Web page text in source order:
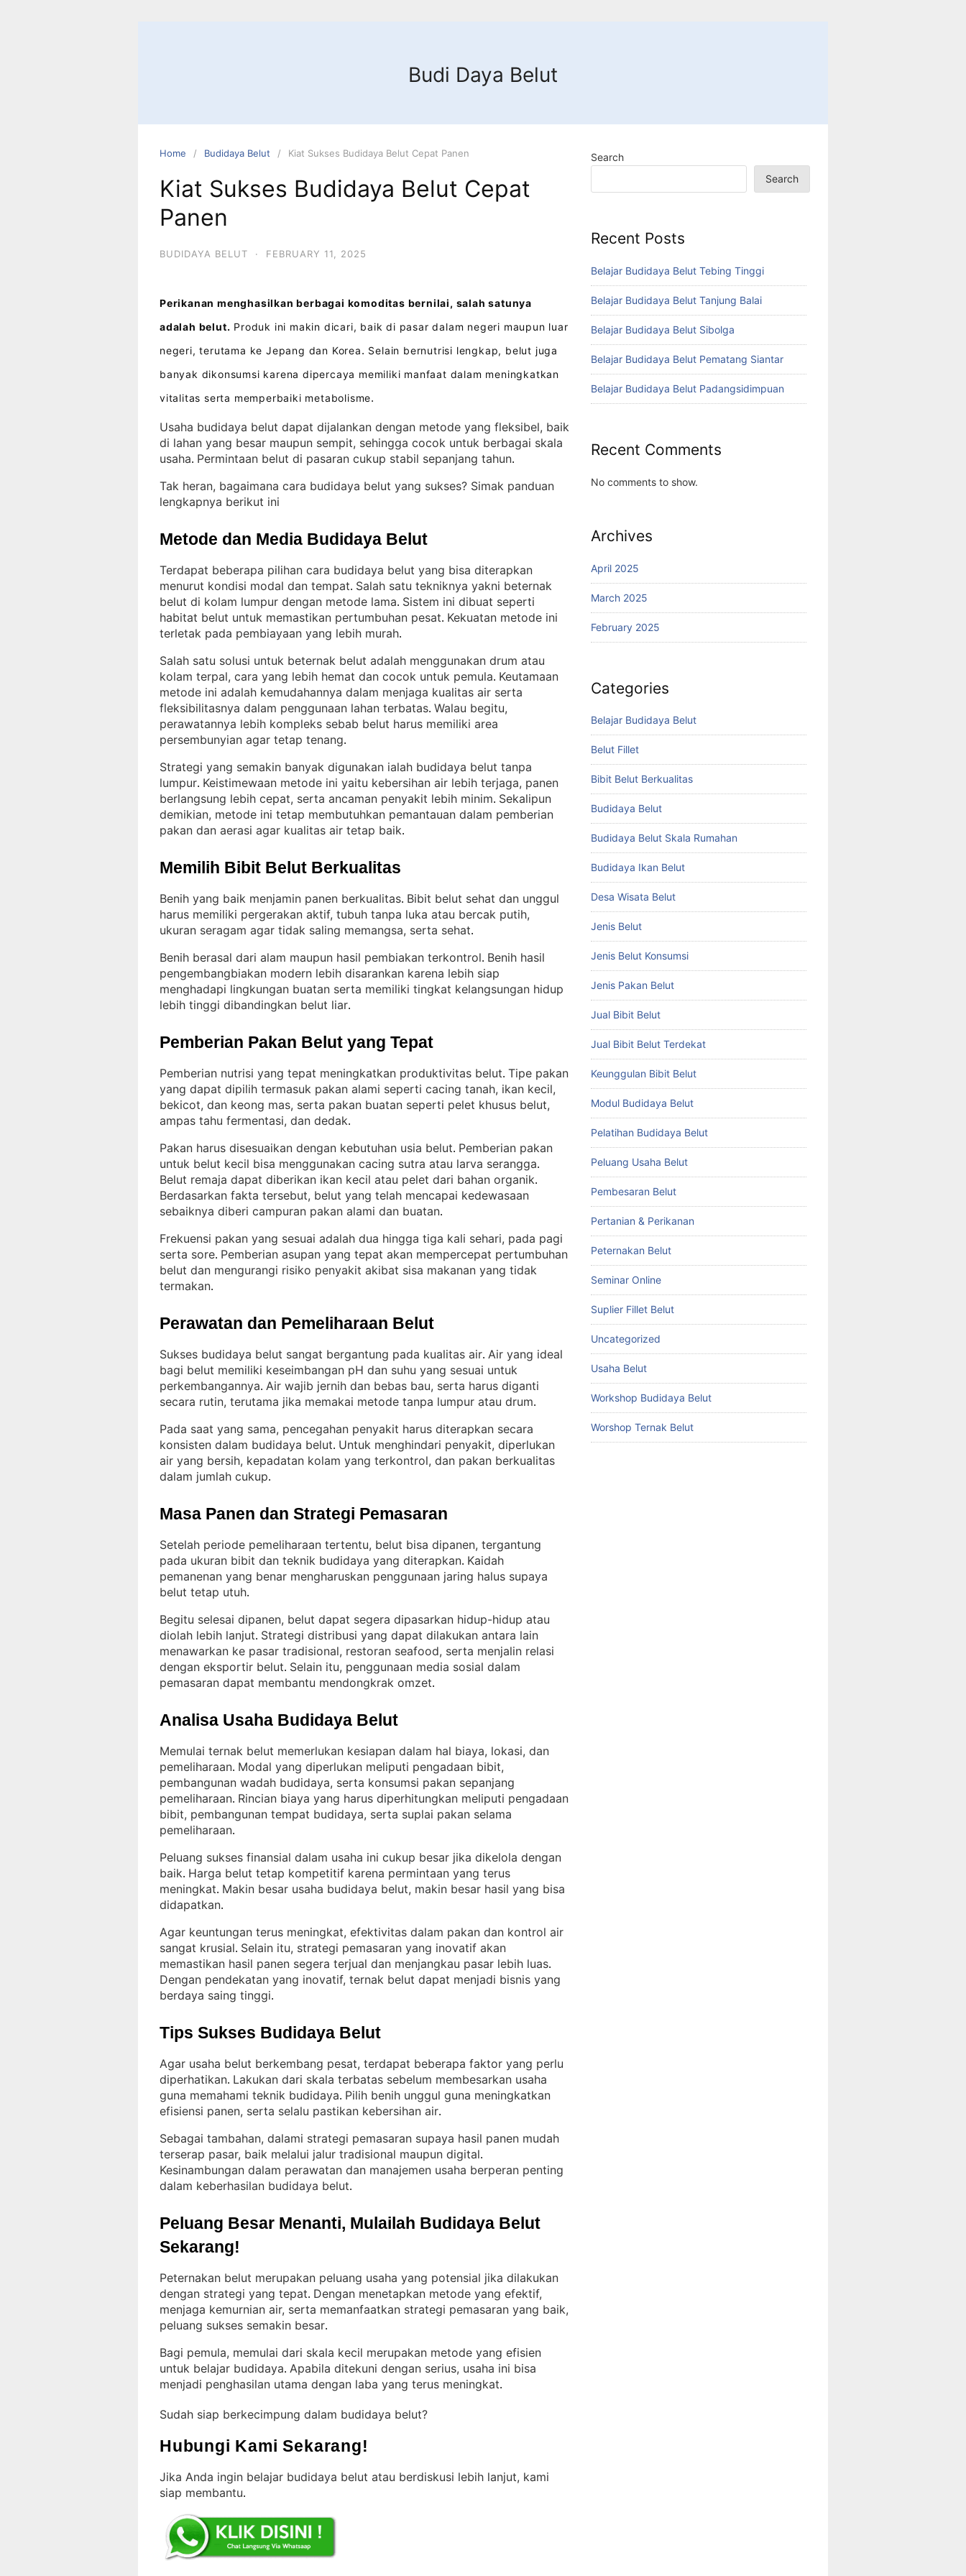
Budi Daya Belut
Home Budidaya Belut Kiat Sukses Budidaya Belut Cepat Panen
Kiat Sukses Budidaya Belut Cepat
Panen
BUDIDAYA BELUT · FEBRUARY 11, 2025
Perikanan menghasilkan berbagai komoditas bernilai, salah satunya
adalah belut. Produk ini makin dicari, baik di pasar dalam negeri maupun luar
negeri, terutama ke Jepang dan Korea. Selain bernutrisi lengkap, belut juga
banyak dikonsumsi karena dipercaya memiliki manfaat dalam meningkatkan
vitalitas serta memperbaiki metabolisme.
Usaha budidaya belut dapat dijalankan dengan metode yang fleksibel, baik
di lahan yang besar maupun sempit, sehingga cocok untuk berbagai skala
usaha. Permintaan belut di pasaran cukup stabil sepanjang tahun.
Tak heran, bagaimana cara budidaya belut yang sukses? Simak panduan
lengkapnya berikut ini
Metode dan Media Budidaya Belut
Terdapat beberapa pilihan cara budidaya belut yang bisa diterapkan
menurut kondisi modal dan tempat. Salah satu tekniknya yakni beternak
belut di kolam lumpur dengan metode lama. Sistem ini dibuat seperti
habitat belut untuk memastikan pertumbuhan pesat. Kekuatan metode ini
terletak pada pembiayaan yang lebih murah.
Salah satu solusi untuk beternak belut adalah menggunakan drum atau
kolam terpal, cara yang lebih hemat dan cocok untuk pemula. Keutamaan
metode ini adalah kemudahannya dalam menjaga kualitas air serta
fleksibilitasnya dalam penggunaan lahan terbatas. Walau begitu,
perawatannya lebih kompleks sebab belut harus memiliki area
persembunyian agar tetap tenang.
Strategi yang semakin banyak digunakan ialah budidaya belut tanpa
lumpur. Keistimewaan metode ini yaitu kebersihan air lebih terjaga, panen
berlangsung lebih cepat, serta ancaman penyakit lebih minim. Sekalipun
demikian, metode ini tetap membutuhkan pemantauan dalam pemberian
pakan dan aerasi agar kualitas air tetap baik.
Memilih Bibit Belut Berkualitas
Benih yang baik menjamin panen berkualitas. Bibit belut sehat dan unggul
harus memiliki pergerakan aktif, tubuh tanpa luka atau bercak putih,
ukuran seragam agar tidak saling memangsa, serta sehat.
Benih berasal dari alam maupun hasil pembiakan terkontrol. Benih hasil
pengembangbiakan modern lebih disarankan karena lebih siap
menghadapi lingkungan buatan serta memiliki tingkat kelangsungan hidup
lebih tinggi dibandingkan belut liar.
Pemberian Pakan Belut yang Tepat
Pemberian nutrisi yang tepat meningkatkan produktivitas belut. Tipe pakan
yang dapat dipilih termasuk pakan alami seperti cacing tanah, ikan kecil,
bekicot, dan keong mas, serta pakan buatan seperti pelet khusus belut,
ampas tahu fermentasi, dan dedak.
Pakan harus disesuaikan dengan kebutuhan usia belut. Pemberian pakan
untuk belut kecil bisa menggunakan cacing sutra atau larva serangga
Belut remaja dapat diberikan ikan kecil atau pelet dari bahan organik
Berdasarkan fakta tersebut, belut yang telah mencapai kedewasaan
sebaiknya diberi campuran pakan alami dan buatan.
Frekuensi pakan yang sesuai adalah dua hingga tiga kali sehari, pada pagi
serta sore. Pemberian asupan yang tepat akan mempercepat pertumbuhan
belut dan mengurangi risiko penyakit akibat sisa makanan yang tidak
termakan.
Perawatan dan Pemeliharaan Belut
Sukses budidaya belut sangat bergantung pada kualitas air. Air yang ideal
bagi belut memiliki keseimbangan pH dan suhu yang sesuai untuk
perkembangannya. Air wajib jernih dan bebas bau, serta harus diganti
secara rutin, terutama jika memakai metode tanpa lumpur atau drum.
Pada saat yang sama, pencegahan penyakit harus diterapkan secara
konsisten dalam budidaya belut. Untuk menghindari penyakit, diperlukan
air yang bersih, kepadatan kolam yang terkontrol, dan pakan berkualitas
dalam jumlah cukup.
Masa Panen dan Strategi Pemasaran
Setelah periode pemeliharaan tertentu, belut bisa dipanen, tergantung
pada ukuran bibit dan teknik budidaya yang diterapkan. Kaidah
pemanenan yang benar mengharuskan penggunaan jaring halus supaya
belut tetap utuh.
Begitu selesai dipanen, belut dapat segera dipasarkan hidup-hidup atau
diolah lebih lanjut. Strategi distribusi yang dapat dilakukan antara lain
menawarkan ke pasar tradisional, restoran seafood, serta menjalin relasi
dengan eksportir belut. Selain itu, penggunaan media sosial dalam
pemasaran dapat membantu mendongkrak omzet.
Analisa Usaha Budidaya Belut
Memulai ternak belut memerlukan kesiapan dalam hal biaya, lokasi, dan
pemeliharaan. Modal yang diperlukan meliputi pengadaan bibit,
pembangunan wadah budidaya, serta konsumsi pakan sepanjang
pemeliharaan. Rincian biaya yang harus diperhitungkan meliputi pengadaan
bibit, pembangunan tempat budidaya, serta suplai pakan selama
pemeliharaan.
Peluang sukses finansial dalam usaha ini cukup besar jika dikelola dengan
baik. Harga belut tetap kompetitif karena permintaan yang terus
meningkat. Makin besar usaha budidaya belut, makin besar hasil yang bisa
didapatkan.
Agar keuntungan terus meningkat, efektivitas dalam pakan dan kontrol air
sangat krusial. Selain itu, strategi pemasaran yang inovatif akan
memastikan hasil panen segera terjual dan menjangkau pasar lebih luas
Dengan pendekatan yang inovatif, ternak belut dapat menjadi bisnis yang
berdaya saing tinggi.
Tips Sukses Budidaya Belut
Agar usaha belut berkembang pesat, terdapat beberapa faktor yang perlu
diperhatikan. Lakukan dari skala terbatas sebelum membesarkan usaha
guna memahami teknik budidaya. Pilih benih unggul guna meningkatkan
efisiensi panen, serta selalu pastikan kebersihan air.
Sebagai tambahan, dalami strategi pemasaran supaya hasil panen mudah
terserap pasar, baik melalui jalur tradisional maupun digital
Kesinambungan dalam perawatan dan manajemen usaha berperan penting
dalam keberhasilan budidaya belut.
Peluang Besar Menanti, Mulailah Budidaya Belut
Sekarang!
Peternakan belut merupakan peluang usaha yang potensial jika dilakukan
dengan strategi yang tepat. Dengan menetapkan metode yang efektif,
menjaga kemurnian air, serta memanfaatkan strategi pemasaran yang baik,
peluang sukses semakin besar.
Bagi pemula, memulai dari skala kecil merupakan metode yang efisien
untuk belajar budidaya. Apabila ditekuni dengan serius, usaha ini bisa
menjadi penghasilan utama dengan laba yang terus meningkat.
Sudah siap berkecimpung dalam budidaya belut?
Hubungi Kami Sekarang!
Jika Anda ingin belajar budidaya belut atau berdiskusi lebih lanjut, kami
siap membantu.
Search
Search
Recent Posts
Belajar Budidaya Belut Tebing Tinggi
Belajar Budidaya Belut Tanjung Balai
Belajar Budidaya Belut Sibolga
Belajar Budidaya Belut Pematang Siantar
Belajar Budidaya Belut Padangsidimpuan
Recent Comments
No comments to show.
Archives
April 2025
March 2025
February 2025
Categories
Belajar Budidaya Belut
Belut Fillet
Bibit Belut Berkualitas
Budidaya Belut
Budidaya Belut Skala Rumahan
Budidaya Ikan Belut
Desa Wisata Belut
Jenis Belut
Jenis Belut Konsumsi
Jenis Pakan Belut
Jual Bibit Belut
Jual Bibit Belut Terdekat
Keunggulan Bibit Belut
Modul Budidaya Belut
Pelatihan Budidaya Belut
Peluang Usaha Belut
Pembesaran Belut
Pertanian & Perikanan
Peternakan Belut
Seminar Online
Suplier Fillet Belut
Uncategorized
Usaha Belut
Workshop Budidaya Belut
Worshop Ternak Belut